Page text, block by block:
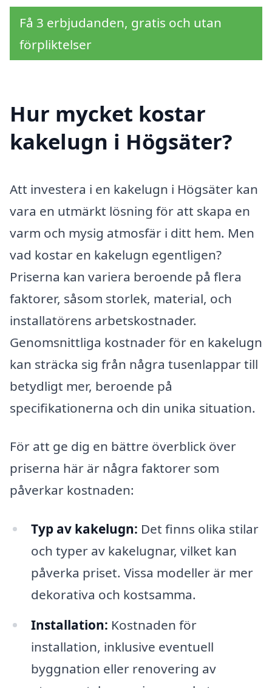
Få 3 erbjudanden, gratis och utan
förpliktelser
Hur mycket kostar
kakelugn i Högsäter?
Att investera i en kakelugn i Högsäter kan
vara en utmärkt lösning för att skapa en
varm och mysig atmosfär i ditt hem. Men
vad kostar en kakelugn egentligen?
Priserna kan variera beroende på flera
faktorer, såsom storlek, material, och
installatörens arbetskostnader.
Genomsnittliga kostnader för en kakelugn
kan sträcka sig från några tusenlappar till
betydligt mer, beroende på
specifikationerna och din unika situation.
För att ge dig en bättre överblick över
priserna här är några faktorer som
påverkar kostnaden:
Typ av kakelugn: Det finns olika stilar
och typer av kakelugnar, vilket kan
påverka priset. Vissa modeller är mer
dekorativa och kostsamma.
Installation: Kostnaden för
installation, inklusive eventuell
byggnation eller renovering av